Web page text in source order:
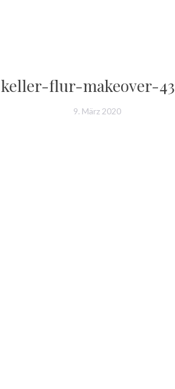
keller-flur-makeover-43
9. März 2020